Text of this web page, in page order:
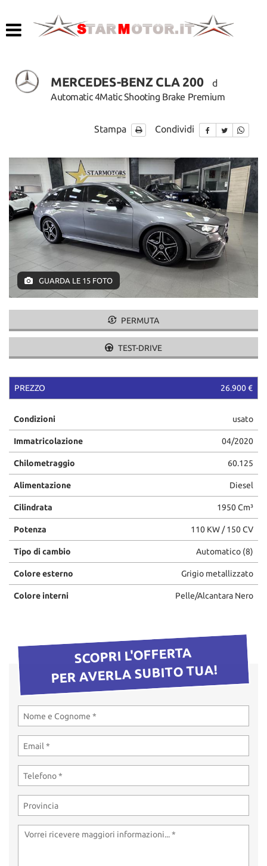
ACQUISTIAMO USATO
CONTATTI
MERCEDES-BENZ CLA 200
d
Automatic 4Matic Shooting Brake Premium
Stampa Condividi
GUARDA LE 15 FOTO
PERMUTA
TEST-DRIVE
PREZZO 26.900 €
Condizioni usato
Immatricolazione 04/2020
Chilometraggio 60.125
Alimentazione Diesel
Cilindrata 1950 Cm³
Potenza 110 KW / 150 CV
Tipo di cambio Automatico (8)
Colore esterno Grigio metallizzato
Colore interni Pelle/Alcantara Nero
SCOPRI L'OFFERTA
PER AVERLA SUBITO TUA!